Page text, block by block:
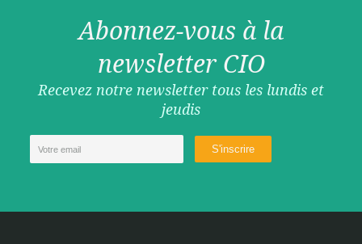
Abonnez-vous à la
newsletter CIO
Recevez notre newsletter tous les lundis et
jeudis